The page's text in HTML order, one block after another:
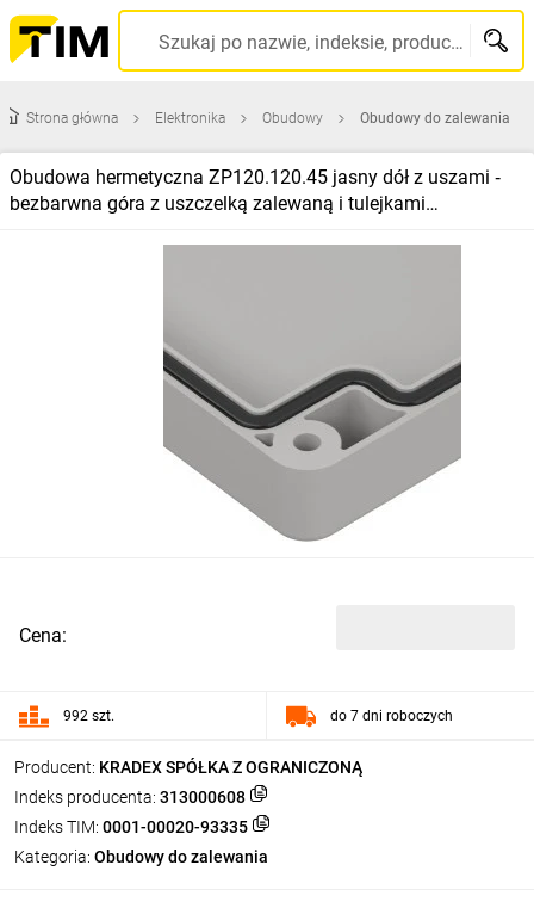
Szukaj po nazwie, indeksie, producencie, kodzie kreskowym...
Strona główna Elektronika Obudowy Obudowy do zalewania
Obudowa hermetyczna ZP120.120.45 jasny dół z uszami ‑
bezbarwna góra z uszczelką zalewaną i tulejkami
Producent: KRADEX SPÓŁKA Z OGRANICZONĄ
Indeks producenta: 313000608
Indeks TIM: 0001-00020-93335
Kategoria: Obudowy do zalewania
Cena:
992 szt. do 7 dni roboczych